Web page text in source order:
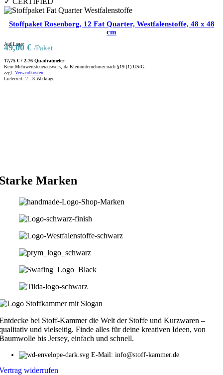
Stoffpaket Rosenborg, 12 Fat Quarter, Westfalenstoffe, 48 x 48
cm
Auf Lager
49,00 € /Paket
17,75 € / 2.76 Quadratmeter
Kein Mehrwertsteuerausweis, da Kleinunternehmer nach §19 (1) UStG.
zzgl. Versandkosten
Lieferzeit: 2 - 3 Werktage
Marken
bei Stoff-Kammer die Welt der Stoffe und Kurzwaren –
und vielseitig. Finde alles für deine kreativen Ideen, von
bis Jersey, einfach und schnell.
E-Mail: info@stoff-kammer.de
widerrufen